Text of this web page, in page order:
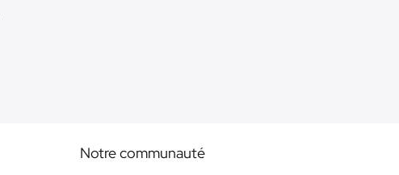
Notre communauté